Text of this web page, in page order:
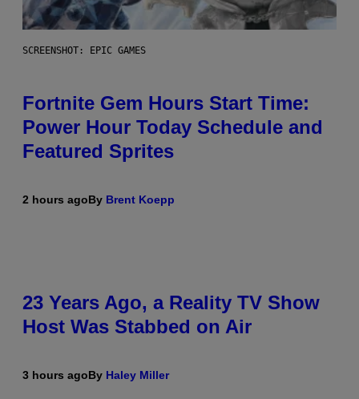
SCREENSHOT: EPIC GAMES
Fortnite Gem Hours Start Time:
Power Hour Today Schedule and
Featured Sprites
2 hours agoBy Brent Koepp
23 Years Ago, a Reality TV Show
Host Was Stabbed on Air
3 hours agoBy Haley Miller